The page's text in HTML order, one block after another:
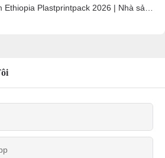
Ethiopia Plastprintpack 2026 | Nhà sản